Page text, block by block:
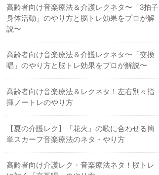
高齢者向け音楽療法＆介護レクネタ〜「3拍子
身体活動」のやり方と脳トレ効果をプロが解
説〜
高齢者向け音楽療法＆介護レクネタ〜「交換
唱」のやり方と脳トレ効果をプロが解説〜
高齢者向け音楽療法＆レクネタ！左右別々指
揮ノートレのやり方
【夏の介護レク】『花火』の歌に合わせる簡
単スカーフ音楽療法のネタ・やり方
高齢者向け介護レク・音楽療法ネタ！脳トレ